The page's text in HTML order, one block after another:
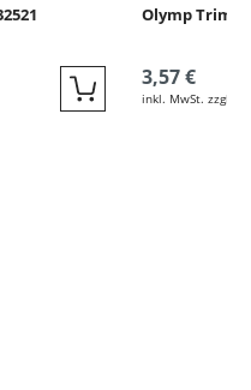
Quickbuy
Olymp
3,57 €
inkl. MwSt. zzgl.